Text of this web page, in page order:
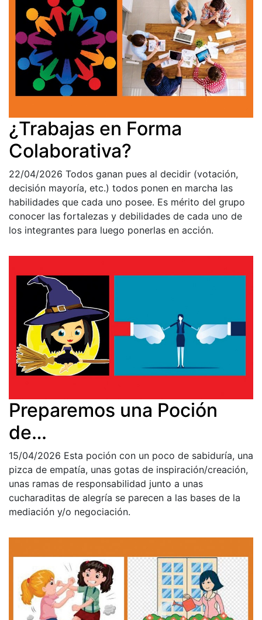
¿Trabajas en Forma
Colaborativa?
22/04/2026 Todos ganan pues al decidir (votación,
decisión mayoría, etc.) todos ponen en marcha las
habilidades que cada uno posee. Es mérito del grupo
conocer las fortalezas y debilidades de cada uno de
los integrantes para luego ponerlas en acción.
Preparemos una Poción
de…
15/04/2026 Esta poción con un poco de sabiduría, una
pizca de empatía, unas gotas de inspiración/creación,
unas ramas de responsabilidad junto a unas
cucharaditas de alegría se parecen a las bases de la
mediación y/o negociación.